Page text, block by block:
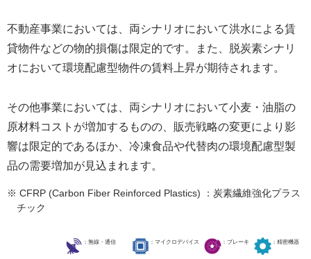
不動産事業においては、両シナリオにおいて洪水による賃
貸物件などの物的損傷は限定的です。また、脱炭素シナリ
オにおいて環境配慮型物件の賃料上昇が期待されます。
その他事業においては、両シナリオにおいて小麦・油脂の
原材料コストが増加するものの、販売戦略の変更により影
響は限定的であるほか、冷凍食品や代替肉の環境配慮型製
品の需要増加が見込まれます。
※ CFRP (Carbon Fiber Reinforced Plastics) ：炭素繊維強化プラス
チック
：無線・通信 ：マイクロデバイス ：ブレーキ ：精密機器